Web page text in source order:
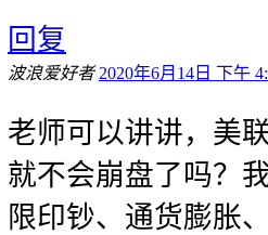
回复
波浪爱好者 2020年6月14日 下午
老师可以讲讲，美
就不会崩盘了吗？
限印钞、通货膨胀